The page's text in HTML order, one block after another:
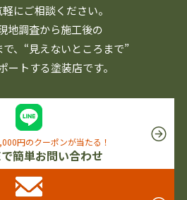
にご相談ください。
地調査から施工後の
、 “見えないところまで”
ートする塗装店です。
円のクーポンが当たる！
簡単お問い合わせ